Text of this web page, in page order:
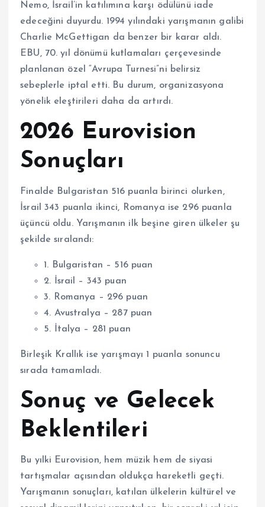
Nemo, İsrail’in katılımına karşı ödülünü iade
edeceğini duyurdu. 1994 yılındaki yarışmanın galibi
Charlie McGettigan da benzer bir karar aldı.
EBU, 70. yıl dönümü kutlamaları çerçevesinde
planlanan özel “Avrupa Turnesi”ni belirsiz
sebeplerle iptal etti. Bu durum, organizasyona
yönelik eleştirileri daha da artırdı.
2026 Eurovision
Sonuçları
Finalde Bulgaristan 516 puanla birinci olurken,
İsrail 343 puanla ikinci, Romanya ise 296 puanla
üçüncü oldu. Yarışmanın ilk beşine giren ülkeler şu
şekilde sıralandı:
1. Bulgaristan – 516 puan
2. İsrail – 343 puan
3. Romanya – 296 puan
4. Avustralya – 287 puan
5. İtalya – 281 puan
Birleşik Krallık ise yarışmayı 1 puanla sonuncu
sırada tamamladı.
Sonuç ve Gelecek
Beklentileri
Bu yılki Eurovision, hem müzik hem de siyasi
tartışmalar açısından oldukça hareketli geçti.
Yarışmanın sonuçları, katılan ülkelerin kültürel ve